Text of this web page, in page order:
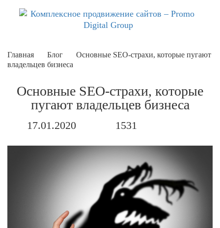
Главная Блог
Основные SEO-страхи, которые пугают
владельцев бизнеса
Основные SEO-страхи, которые
пугают владельцев бизнеса
17.01.2020 1531